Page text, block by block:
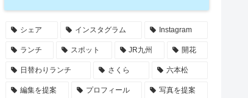
シェア インスタグラム Instagram
ランチ スポット JR九州 開花
日替わりランチ さくら 六本松
編集を提案 プロフィール 写真を提案